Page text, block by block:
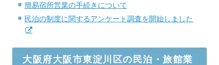
簡易宿所営業の手続きについて
民泊の制度に関するアンケート調査を開始しました
大阪府大阪市東淀川区の民泊・旅館業